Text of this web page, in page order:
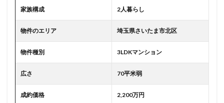
家族構成 2人暮らし
物件のエリア 埼玉県さいたま市北区
物件種別 3LDKマンション
広さ 70平米弱
成約価格 2,200万円